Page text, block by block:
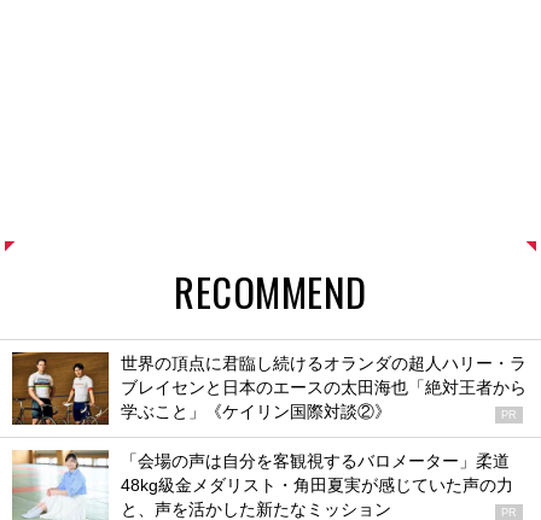
RECOMMEND
世界の頂点に君臨し続けるオランダの超人ハリー・ラ
ブレイセンと日本のエースの太田海也「絶対王者から
学ぶこと」《ケイリン国際対談②》
PR
「会場の声は自分を客観視するバロメーター」柔道
48kg級金メダリスト・角田夏実が感じていた声の力
と、声を活かした新たなミッション
PR